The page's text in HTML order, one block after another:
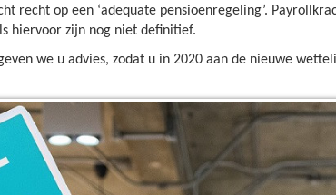
recht op een ‘adequate pensioenregeling’.
hiervoor zijn nog niet definitief.
we u advies, zodat u in 2020 aan de nieuwe